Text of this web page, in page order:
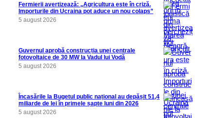
Fermierii avertizează: „Agricultura este în criză.
Importurile din Ucraina pot aduce un nou colaps”
5 august 2026
Guvernul aprobă construcția unei centrale
fotovoltaice de 30 MW la Vadul lui Vodă
5 august 2026
Încasările la Bugetul public național au depășit 51,4
miliarde de lei în primele șapte luni din 2026
5 august 2026